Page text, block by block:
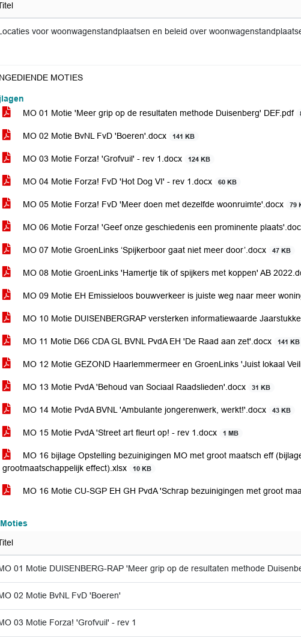
voor woonwagenstandplaatsen en beleid over
MOTIES
MO 01 Motie 'Meer grip op de resultaten methode Duisenberg' DEF.pdf
MO 02 Motie BvNL FvD 'Boeren'.docx 141 KB
MO 03 Motie Forza! 'Grofvuil' - rev 1.docx 124 KB
MO 04 Motie Forza! FvD 'Hot Dog VI' - rev 1.docx 60 KB
MO 05 Motie Forza! FvD 'Meer doen met dezelfde woonruimte'.docx 79
MO 06 Motie Forza! 'Geef onze geschiedenis een prominente
MO 07 Motie GroenLinks ‘Spijkerboor gaat niet meer door’.docx 47 KB
MO 08 Motie GroenLinks 'Hamertje tik of spijkers met koppen' AB
MO 09 Motie EH Emissieloos bouwverkeer is juiste weg naar meer
MO 10 Motie DUISENBERGRAP versterken informatiewaarde
MO 11 Motie D66 CDA GL BVNL PvdA EH 'De Raad aan zet'.docx 141 KB
MO 12 Motie GEZOND Haarlemmermeer en GroenLinks 'Juist lokaal
MO 13 Motie PvdA 'Behoud van Sociaal Raadslieden'.docx 31 KB
MO 14 Motie PvdA BVNL 'Ambulante jongerenwerk, werkt!'.docx 43 KB
MO 15 Motie PvdA 'Street art fleurt op! - rev 1.docx 1 MB
MO 16 bijlage Opstelling bezuinigingen MO met groot maatsch eff
grootmaatschappelijk effect).xlsx
10 KB
MO 16 Motie CU-SGP EH GH PvdA 'Schrap bezuinigingen met groot
01 Motie DUISENBERG-RAP 'Meer grip op de resultaten methode
02 Motie BvNL FvD 'Boeren'
03 Motie Forza! 'Grofvuil' - rev 1